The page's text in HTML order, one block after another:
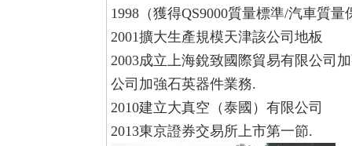
1998（獲得QS9000質量標準/汽車質
2001擴大生產規模天津該公司地板
2003成立上海銳致國際貿易有限公司
公司加強石英器件業務.
2010建立大真空（泰國）有限公司
2013東京證券交易所上市第一節.